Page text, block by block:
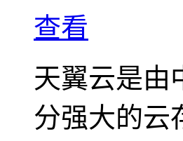
查看
天翼云是由
分强大的云